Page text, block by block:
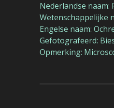
Nederlandse naam:
Wetenschappelijke
Engelse naam:
Gefotografeerd:
Opmerking: